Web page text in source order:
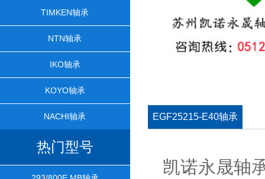
TIMKEN轴承
NTN轴承
IKO轴承
KOYO轴承
NACHI轴承
热门型号
EGF25215-E40轴承
凯诺永晟轴